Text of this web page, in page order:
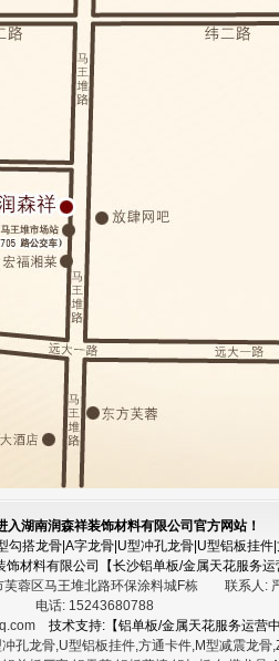
入湖南润森祥装饰材料有限公司官方网站！
搭龙骨|A字龙骨|U型冲孔龙骨|U型铝板挂
材料有限公司【长沙铝单板/金属天花服务运
芙蓉区马王堆北路环保涂料城F栋 联系人:
电话: 15243680788
技术支持:【铝单板/金属天花服务运营
孔龙骨,U型铝板挂件,方通卡件,M型减震龙